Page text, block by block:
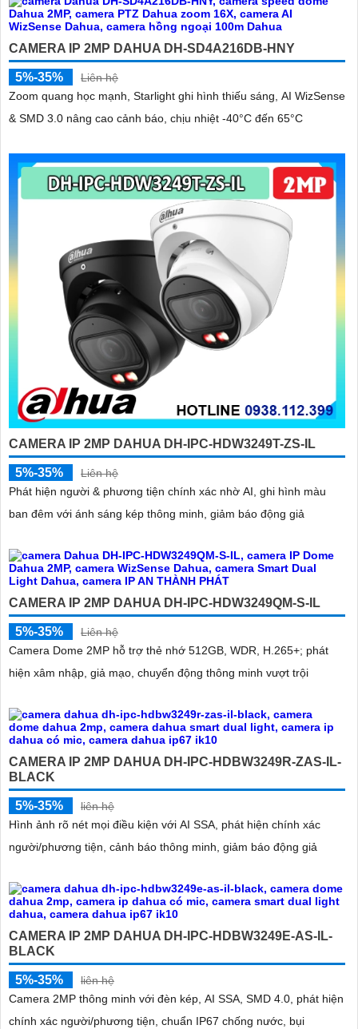
Hy vọng những tư vấn trên sẽ giúp bạn lựa chọn được camera IP
hình sắc nét với công nghệ phù hợp cho nhu cầu sử dụng của mình.
Nếu cần thêm thông tin hoặc có bất kỳ câu hỏi nào khác, vui lòng cho
biết để được tư vấn chi tiết hơn. Chúc bạn thành công!
CAMERA IP 2MP DAHUA DH-SD4A216DB-HNY
5%-35%
Liên hệ
Zoom quang học mạnh, Starlight ghi hình thiếu sáng, AI WizSense
& SMD 3.0 nâng cao cảnh báo, chịu nhiệt -40°C đến 65°C
CAMERA IP 2MP DAHUA DH-IPC-HDW3249T-ZS-IL
5%-35%
Liên hệ
Phát hiện người & phương tiện chính xác nhờ AI, ghi hình màu
ban đêm với ánh sáng kép thông minh, giảm báo động giả
CAMERA IP 2MP DAHUA DH-IPC-HDW3249QM-S-IL
5%-35%
Liên hệ
Camera Dome 2MP hỗ trợ thẻ nhớ 512GB, WDR, H.265+; phát
hiện xâm nhập, giả mạo, chuyển động thông minh vượt trội
CAMERA IP 2MP DAHUA DH-IPC-HDBW3249R-ZAS-IL-
BLACK
5%-35%
liên hệ
Hình ảnh rõ nét mọi điều kiện với AI SSA, phát hiện chính xác
người/phương tiện, cảnh báo thông minh, giảm báo động giả
CAMERA IP 2MP DAHUA DH-IPC-HDBW3249E-AS-IL-
BLACK
5%-35%
liên hệ
Camera 2MP thông minh với đèn kép, AI SSA, SMD 4.0, phát hiện
chính xác người/phương tiện, chuẩn IP67 chống nước, bụi